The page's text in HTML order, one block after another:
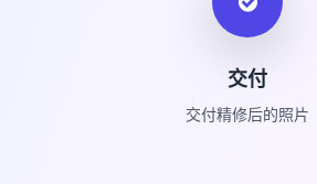
交付
交付精修后的照片